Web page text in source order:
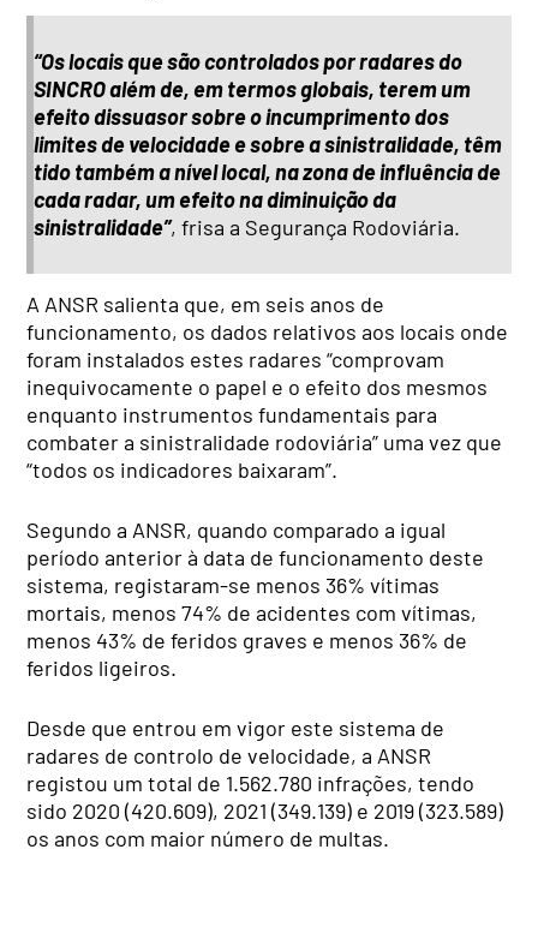
“Os locais que são controlados por radares do
SINCRO além de, em termos globais, terem um
efeito dissuasor sobre o incumprimento dos
limites de velocidade e sobre a sinistralidade, têm
tido também a nível local, na zona de influência de
cada radar, um efeito na diminuição da
sinistralidade”, frisa a Segurança Rodoviária.
A ANSR salienta que, em seis anos de
funcionamento, os dados relativos aos locais onde
foram instalados estes radares “comprovam
inequivocamente o papel e o efeito dos mesmos
enquanto instrumentos fundamentais para
combater a sinistralidade rodoviária” uma vez que
“todos os indicadores baixaram”.
Segundo a ANSR, quando comparado a igual
período anterior à data de funcionamento deste
sistema, registaram-se menos 36% vítimas
mortais, menos 74% de acidentes com vítimas,
menos 43% de feridos graves e menos 36% de
feridos ligeiros.
Desde que entrou em vigor este sistema de
radares de controlo de velocidade, a ANSR
registou um total de 1.562.780 infrações, tendo
sido 2020 (420.609), 2021 (349.139) e 2019 (323.589)
os anos com maior número de multas.